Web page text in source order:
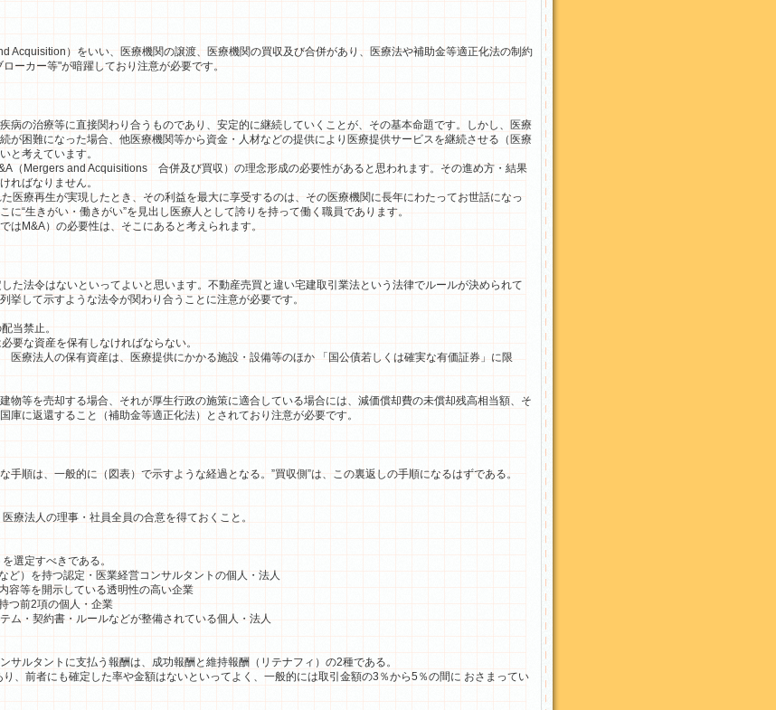
Acquisition）をいい、医療機関の譲渡、医療機関の買収及び合併があり、医療法や補助金等適正化法の制約
ーカー等"が暗躍しており注意が必要です。
病の治療等に直接関わり合うものであり、安定的に継続していくことが、その基本命題です。しかし、医療
が困難になった場合、他医療機関等から資金・人材などの提供により医療提供サービスを継続させる（医療
と考えています。
（Mergers and Acquisitions 合併及び買収）の理念形成の必要性があると思われます。その進め方・結果
ればなりません。
医療再生が実現したとき、その利益を最大に享受するのは、その医療機関に長年にわたってお世話になっ
に“生きがい・働きがい”を見出し医療人として誇りを持って働く職員であります。
M&A）の必要性は、そこにあると考えられます。
た法令はないといってよいと思います。不動産売買と違い宅建取引業法という法律でルールが決められて
挙して示すような法令が関わり合うことに注意が必要です。
当禁止。
な資産を保有しなければならない。
法人の保有資産は、医療提供にかかる施設・設備等のほか 「国公債若しくは確実な有価証券」に限
物等を売却する場合、それが厚生行政の施策に適合している場合には、減価償却費の未償却残高相当額、そ
庫に返還すること（補助金等適正化法）とされており注意が必要です。
順は、一般的に（図表）で示すような経過となる。”買収側”は、この裏返しの手順になるはずである。
法人の理事・社員全員の合意を得ておくこと。
選定すべきである。
を持つ認定・医業経営コンサルタントの個人・法人
を開示している透明性の高い企業
前2項の個人・企業
契約書・ルールなどが整備されている個人・法人
ルタントに支払う報酬は、成功報酬と維持報酬（リテナフィ）の2種である。
、前者にも確定した率や金額はないといってよく、一般的には取引金額の3％から5％の間に おさまってい